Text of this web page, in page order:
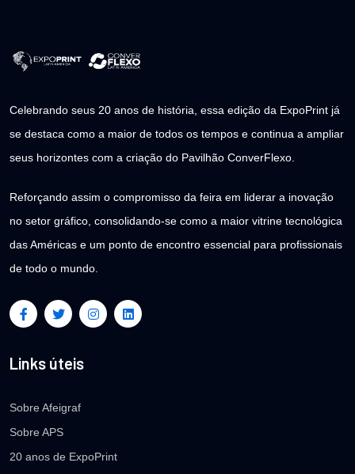
Celebrando seus 20 anos de história, essa edição da ExpoPrint já
se destaca como a maior de todos os tempos e continua a ampliar
seus horizontes com a criação do Pavilhão ConverFlexo.
Reforçando assim o compromisso da feira em liderar a inovação
no setor gráfico, consolidando-se como a maior vitrine tecnológica
das Américas e um ponto de encontro essencial para profissionais
de todo o mundo.
Links úteis
Sobre Afeigraf
Sobre APS
20 anos de ExpoPrint